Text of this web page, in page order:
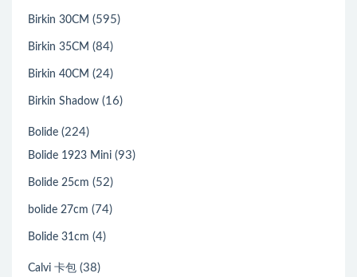
Birkin 30CM (595)
Birkin 35CM (84)
Birkin 40CM (24)
Birkin Shadow (16)
Bolide (224)
Bolide 1923 Mini (93)
Bolide 25cm (52)
bolide 27cm (74)
Bolide 31cm (4)
Calvi 卡包 (38)